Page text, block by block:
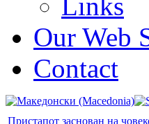
Our Web
Contact
Пристапот заснован на